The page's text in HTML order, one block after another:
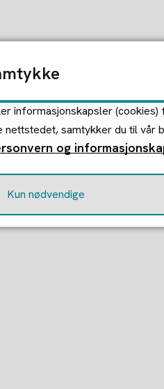
informasjonskapsler
nettstedet, samtykker du til vår
og
Kun nødvendige